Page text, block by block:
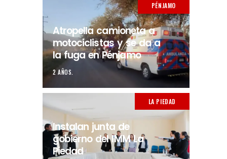
PÉNJAMO
Atropella camioneta a
motociclistas y se da a
la fuga en Pénjamo
2 AÑOS.
LA PIEDAD
Instalan junta de
gobierno del IMM La
Piedad